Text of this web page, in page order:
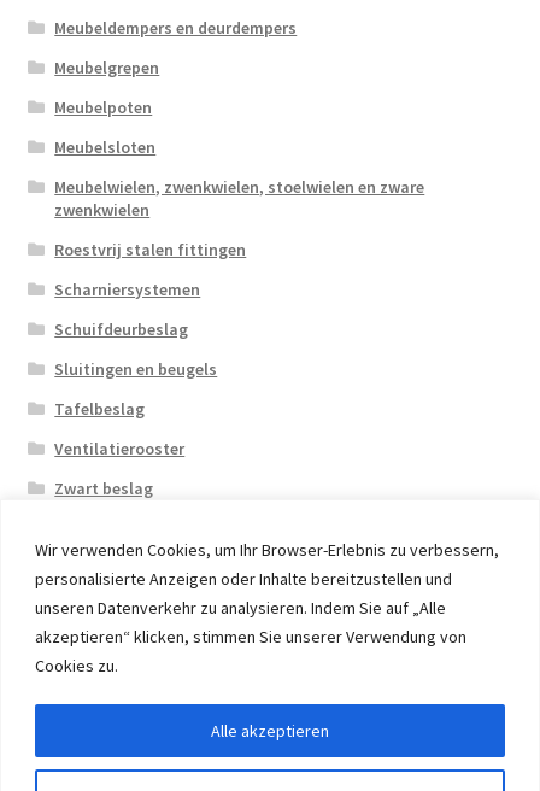
Wir verwenden Cookies, um Ihr Browser-Erlebnis zu verbessern,
personalisierte Anzeigen oder Inhalte bereitzustellen und
unseren Datenverkehr zu analysieren. Indem Sie auf „Alle
akzeptieren“ klicken, stimmen Sie unserer Verwendung von
Cookies zu.
Alle akzeptieren
Meubeldempers en deurdempers
Meubelgrepen
Meubelpoten
Meubelsloten
Meubelwielen, zwenkwielen, stoelwielen en zware
zwenkwielen
Roestvrij stalen fittingen
Scharniersystemen
Schuifdeurbeslag
Sluitingen en beugels
Tafelbeslag
Ventilatierooster
Zwart beslag
© 2026 Eruon Trade UG, Germany, member of the ERUON